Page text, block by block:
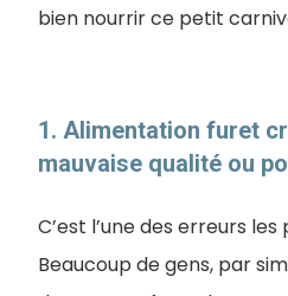
bien nourrir ce petit
1. ​Alimentation furet
mauvaise qualité ou
C’est l’une des erreurs
Beaucoup de gens, par